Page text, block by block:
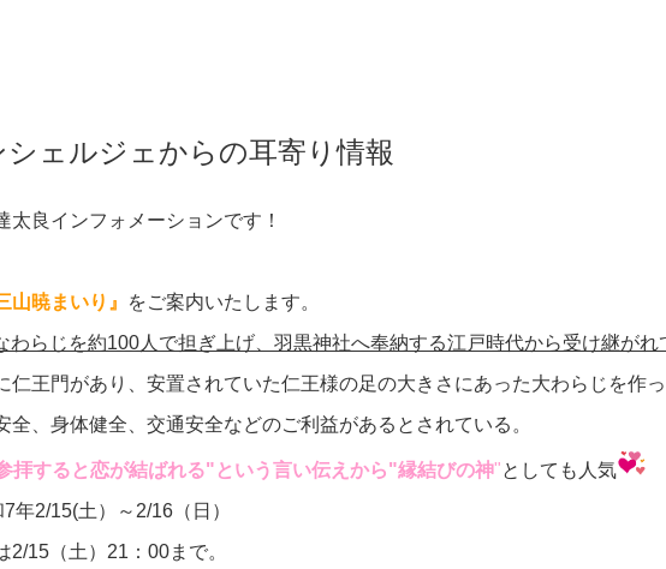
ェルジェからの耳寄り情報
太良インフォメーションです！
山暁まいり』
をご案内いたします。
わらじを約100人で担ぎ上げ、羽黒神社へ奉納する江戸時代から受け継がれ
仁王門があり、安置されていた仁王様の足の大きさにあった大わらじを作
全、身体健全、交通安全などのご利益があるとされている。
拝すると恋が結ばれる"という言い伝えから"縁結びの神"としても人気
2/15(土）～2/16（日）
15（土）21：00まで。